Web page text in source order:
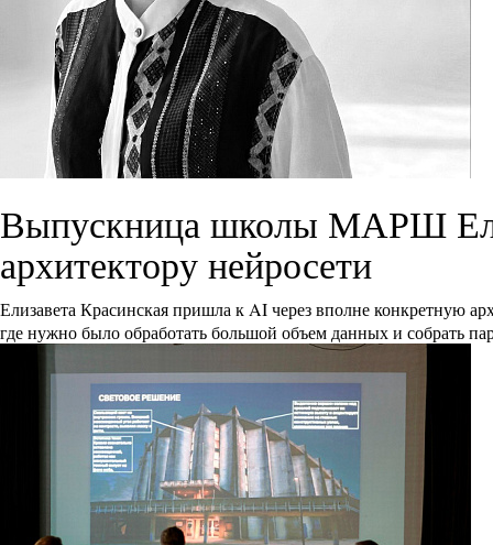
Выпускница школы МАРШ
архитектору нейросети
Елизавета Красинская пришла к AI через вполне конкретную
где нужно было обработать большой объем данных и собрать